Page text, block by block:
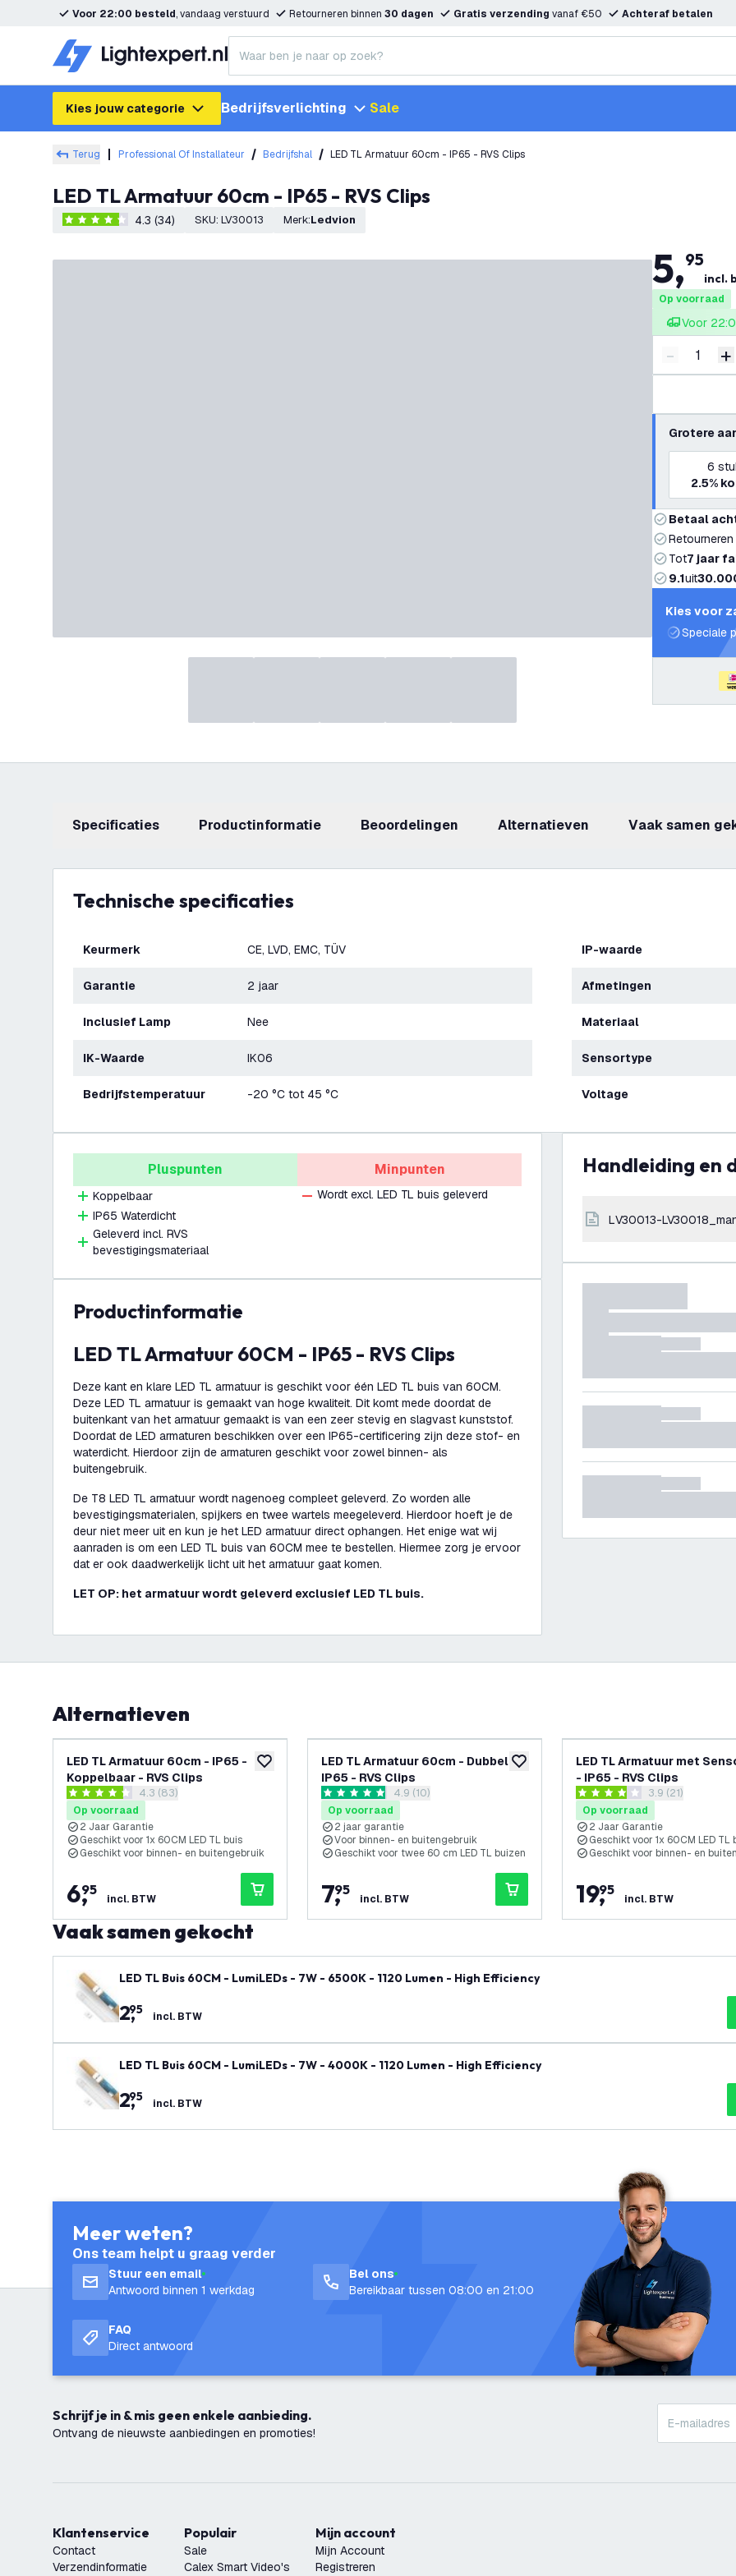
Voor 22:00 besteld, vandaag verstuurd Retourneren binnen 30 dagen Gratis verzending vanaf €50 Achteraf betalen
Kies jouw categorie Bedrijfsverlichting Sale
Terug Professional Of Installateur Bedrijfshal LED TL Armatuur 60cm - IP65 - RVS Clips
LED TL Armatuur 60cm - IP65 - RVS Clips
4.3 score sterren4.3 (34) SKU: LV30013 Merk: Ledvion
5,95
incl.
Op voorraad
Voor
Verminder
- +
Grotere
6
2.5%
Betaal
Tot7 jaar
9.1uit
Kies voor
Speciale
Specificaties productinformatie beoordelingen Alternatieven Vaak samen
Technische specificaties
Keurmerk CE, LVD, EMC, TÜV
Garantie 2 jaar
Inclusief Lamp Nee
IK-Waarde IK06
Bedrijfstemperatuur -20 °C tot 45 °C
IP-waarde
Afmetingen
Materiaal
Sensortype
Voltage
Pluspunten
Koppelbaar
IP65 Waterdicht
Geleverd incl. RVS
bevestigingsmateriaal
Minpunten
Wordt excl. LED TL buis geleverd
productinformatie
LED TL Armatuur 60CM - IP65 - RVS Clips
Deze kant en klare LED TL armatuur is geschikt voor één LED TL buis van 60CM.
Deze LED TL armatuur is gemaakt van hoge kwaliteit. Dit komt mede doordat de
buitenkant van het armatuur gemaakt is van een zeer stevig en slagvast kunststof.
Doordat de LED armaturen beschikken over een IP65-certificering zijn deze stof- en
waterdicht. Hierdoor zijn de armaturen geschikt voor zowel binnen- als
buitengebruik.
De T8 LED TL armatuur wordt nagenoeg compleet geleverd. Zo worden alle
bevestigingsmaterialen, spijkers en twee wartels meegeleverd. Hierdoor hoeft je de
deur niet meer uit en kun je het LED armatuur direct ophangen. Het enige wat wij
aanraden is om een LED TL buis van 60CM mee te bestellen. Hiermee zorg je ervoor
dat er ook daadwerkelijk licht uit het armatuur gaat komen.
LET OP: het armatuur wordt geleverd exclusief LED TL buis.
Handleiding en
LV30013-
Alternatieven
toevoegen aan verlanglijst
LED TL Armatuur 60cm - IP65 -
Koppelbaar - RVS Clips
reviews drawer openen
4.3 score sterren4.3 (83)
Op voorraad
2 Jaar Garantie
Geschikt voor 1x 60CM LED TL buis
Geschikt voor binnen- en buitengebruik
6,
95
incl. BTW
toevoegen aan verlanglijst
LED TL Armatuur 60cm - Dubbel -
IP65 - RVS Clips
reviews drawer openen
4.9 score sterren4.9 (10)
Op voorraad
2 jaar garantie
Voor binnen- en buitengebruik
Geschikt voor twee 60 cm LED TL buizen
7,
95
incl. BTW
LED TL Armatuur met
- IP65 - RVS Clips
reviews drawer
3.9 score sterren3.9 (21)
Op voorraad
2 Jaar Garantie
Geschikt voor 1x 60CM LED TL
Geschikt voor binnen- en
19,
95
incl. BTW
Vaak samen gekocht
LED TL Buis 60CM - LumiLEDs - 7W - 6500K - 1120 Lumen - High Efficiency
2,
95 incl. BTW
LED TL Buis 60CM - LumiLEDs - 7W - 4000K - 1120 Lumen - High Efficiency
2,
95 incl. BTW
Meer weten?
Ons team helpt u graag verder
Stuur een email
Antwoord binnen 1 werkdag
Bel ons
Bereikbaar tussen 08:00 en 21:00
FAQ
Direct antwoord
Schrijf je in & mis geen enkele aanbieding.
Ontvang de nieuwste aanbiedingen en promoties!
Klantenservice
Contact
Verzendinformatie
Populair
Sale
Calex Smart Video's
Mijn account
Mijn Account
Registreren